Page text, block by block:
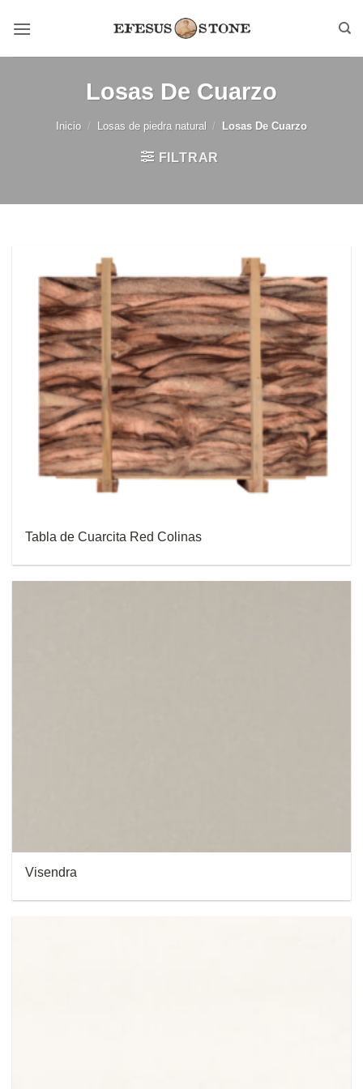
Losas De Cuarzo
Inicio / Losas de piedra natural / Losas De Cuarzo
FILTRAR
Tabla de Cuarcita Red Colinas
Visendra